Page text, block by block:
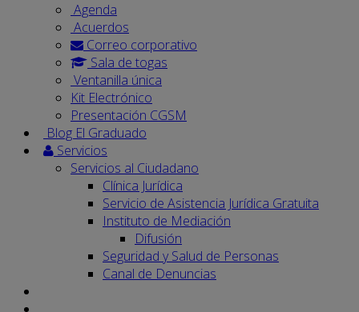
Agenda
Acuerdos
Correo corporativo
Sala de togas
Ventanilla única
Kit Electrónico
Presentación CGSM
Blog El Graduado
Servicios
Servicios al Ciudadano
Clínica Jurídica
Servicio de Asistencia Jurídica Gratuita
Instituto de Mediación
Difusión
Seguridad y Salud de Personas
Canal de Denuncias